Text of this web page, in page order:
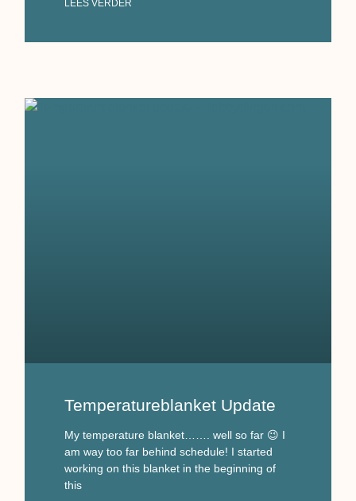
LEES VERDER
Temperatureblanket Update
My temperature blanket……. well so far 😉 I
am way too far behind schedule! I started
working on this blanket in the beginning of
this